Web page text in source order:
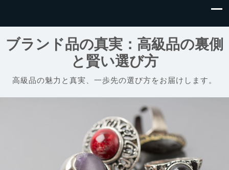
ブランド品の真実：高級品の裏側
と賢い選び方
高級品の魅力と真実、一歩先の選び方をお届けします。